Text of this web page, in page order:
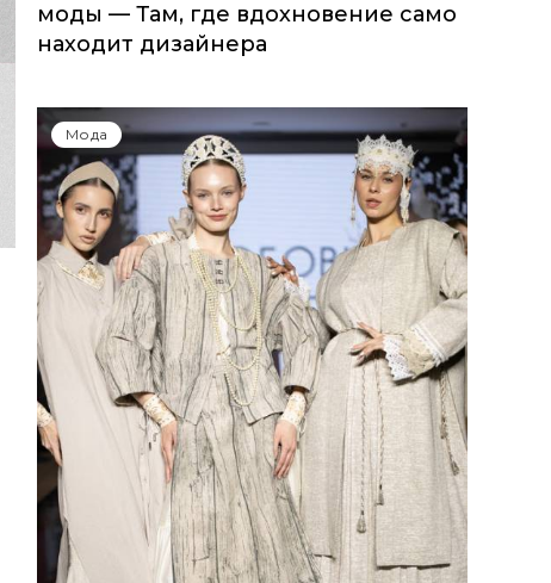
моды — Там, где вдохновение само
находит дизайнера
Мода